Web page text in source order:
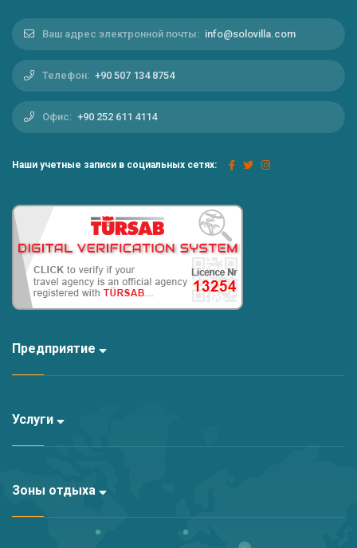
Ваш адрес электронной почты: info@solovilla.com
Телефон: +90 507 134 8754
Офис: +90 252 611 4114
Наши учетные записи в социальных сетях:
Предприятие
Услуги
Зоны отдыха